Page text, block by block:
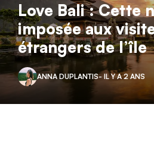
Love Bali : Cette
imposée aux
étrangers de l’île
ANNA DUPLANTIS- IL Y A 2 ANS